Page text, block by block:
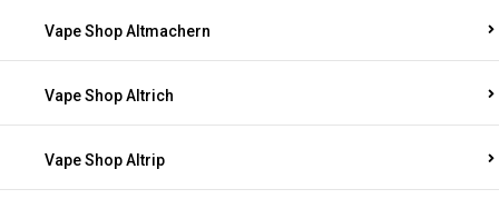
Vape Shop Altmachern
Vape Shop Altrich
Vape Shop Altrip